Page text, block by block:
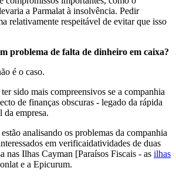
a Parmalat à insolvência. Pedir
relativamente respeitável de evitar que isso
problema de falta de dinheiro em caixa?
é o caso.
sido mais compreensivos se a companhia
de finanças obscuras - legado da rápida
da empresa.
analisando os problemas da companhia
em verificaidatividades de duas
nas Ilhas Cayman [Paraísos Fiscais - as ilhas
e a Epicurum.